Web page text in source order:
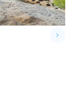
keyboard_arrow_right